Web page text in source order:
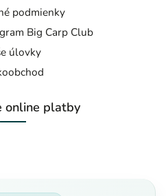
podmienky
Big Carp Club
úlovky
online platby